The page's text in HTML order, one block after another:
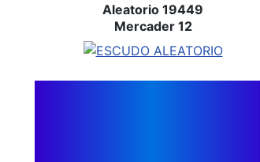
Aleatorio 19449
Mercader 12